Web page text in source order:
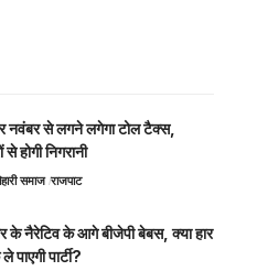
नवंबर से लगने लगेगा टोल टैक्स,
होगी निगरानी
समाज राजपाट
के नैरेटिव के आगे बीजेपी बेबस, क्या हार
पार्टी?